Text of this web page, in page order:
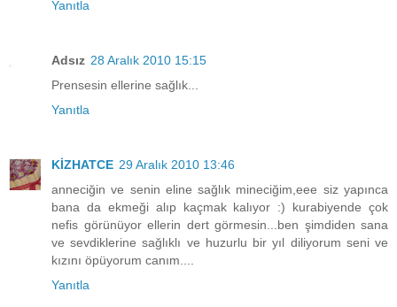
Yanıtla
Adsız 28 Aralık 2010 15:15
Prensesin ellerine sağlık...
Yanıtla
KİZHATCE 29 Aralık 2010 13:46
anneciğin ve senin eline sağlık mineciğim,eee siz yapınca
bana da ekmeği alıp kaçmak kalıyor :) kurabiyende çok
nefis görünüyor ellerin dert görmesin...ben şimdiden sana
ve sevdiklerine sağlıklı ve huzurlu bir yıl diliyorum seni ve
kızını öpüyorum canım....
Yanıtla